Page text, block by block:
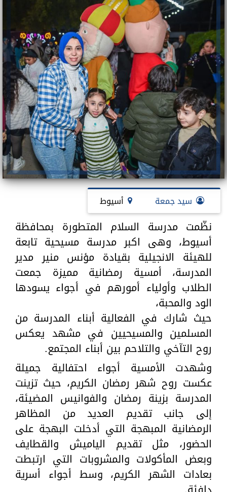
سيد جمعة أسيوط
نظّمت مدرسة السلام المتطورة بمحافظة
أسيوط، وهى اكبر مدرسة مسيحية تابعة
للهيئة الانجيلية بقيادة مؤنس منير مدير
المدرسة، أمسية رمضانية مميزة جمعت
الطلاب وأولياء أمورهم في أجواء يسودها
الود والمحبة،
حيث شارك في الفعالية أبناء المدرسة من
المسلمين والمسيحيين في مشهد يعكس
روح التآخي والتلاحم بين أبناء المجتمع.
وشهدت الأمسية أجواء احتفالية جميلة
عكست روح شهر رمضان الكريم، حيث تزينت
المدرسة بزينة رمضان والفوانيس المضيئة،
إلى جانب تقديم العديد من المظاهر
الرمضانية المبهجة التي أدخلت البهجة على
الحضور، مثل تقديم الياميش والقطايف
وبعض المأكولات والمشروبات التي ارتبطت
بعادات الشهر الكريم، وسط أجواء أسرية